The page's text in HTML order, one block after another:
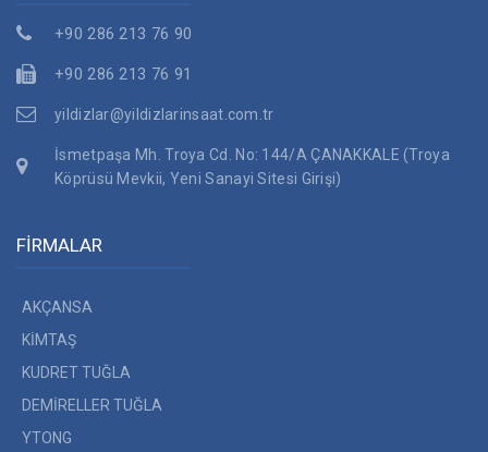
+90 286 213 76 90
+90 286 213 76 91
yildizlar@yildizlarinsaat.com.tr
İsmetpaşa Mh. Troya Cd. No: 144/A ÇANAKKALE (Troya
Köprüsü Mevkii, Yeni Sanayi Sitesi Girişi)
FİRMALAR
AKÇANSA
KİMTAŞ
KUDRET TUĞLA
DEMİRELLER TUĞLA
YTONG